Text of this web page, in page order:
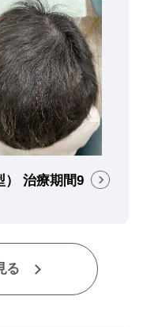
） 治療期間9
る